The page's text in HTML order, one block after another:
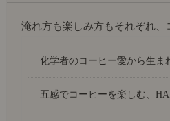
淹れ方も楽しみ方もそれぞれ、
化学者のコーヒー愛から生ま
五感でコーヒーを楽しむ、